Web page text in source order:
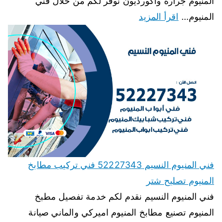
المنيوم… اقرأ المزيد
فني المنيوم النسيم 52227343 فني تركيب مطابخ
المنيوم تصليح شتر
فني المنيوم النسيم نقدم لكم خدمة تفصيل مطبخ
المنيوم تصنيع مطابخ المنيوم اميركي والماني صيانة